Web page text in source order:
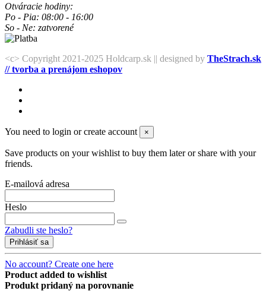
Otváracie hodiny:
Po - Pia: 08:00 - 16:00
So - Ne: zatvorené
<c> Copyright 2021-2025 Holdcarp.sk || designed by TheStrach.sk
// tvorba a prenájom eshopov
You need to login or create account ×
Save products on your wishlist to buy them later or share with your
friends.
E-mailová adresa
Heslo
Zabudli ste heslo?
Prihlásiť sa
No account? Create one here
Product added to wishlist
Produkt pridaný na porovnanie